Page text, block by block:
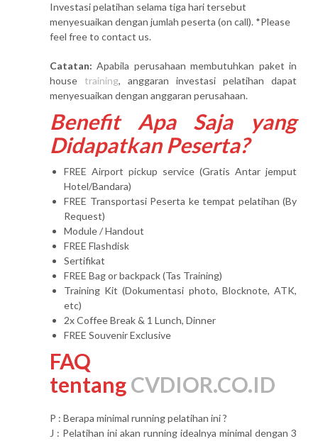
Investasi pelatihan selama tiga hari tersebut
menyesuaikan dengan jumlah peserta (on call). *Please
feel free to contact us.
Catatan: Apabila perusahaan membutuhkan paket in
house training, anggaran investasi pelatihan dapat
menyesuaikan dengan anggaran perusahaan.
Benefit Apa Saja yang
Didapatkan Peserta?
FREE Airport pickup service (Gratis Antar jemput
Hotel/Bandara)
FREE Transportasi Peserta ke tempat pelatihan (By
Request)
Module / Handout
FREE Flashdisk
Sertifikat
FREE Bag or backpack (Tas Training)
Training Kit (Dokumentasi photo, Blocknote, ATK,
etc)
2x Coffee Break & 1 Lunch, Dinner
FREE Souvenir Exclusive
FAQ
tentangCVDIOR.CO.ID
P : Berapa minimal running pelatihan ini ?
J : Pelatihan ini akan running idealnya minimal dengan 3